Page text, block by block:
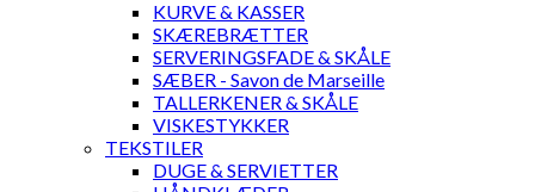
KURVE & KASSER
SKÆREBRÆTTER
SERVERINGSFADE & SKÅLE
SÆBER - Savon de Marseille
TALLERKENER & SKÅLE
VISKESTYKKER
TEKSTILER
DUGE & SERVIETTER